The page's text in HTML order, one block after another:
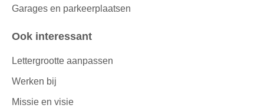
Garages en parkeerplaatsen
Ook interessant
Lettergrootte aanpassen
Werken bij
Missie en visie